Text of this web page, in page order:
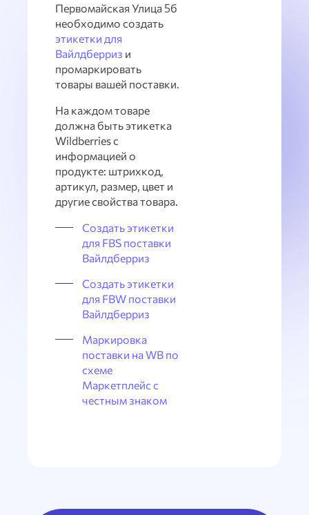
Первомайская Улица 5б
необходимо создать
этикетки для
Вайлдберриз и
промаркировать
товары вашей поставки.
На каждом товаре
должна быть этикетка
Wildberries с
информацией о
продукте: штрихкод,
артикул, размер, цвет и
другие свойства товара.
Создать этикетки
для FBS поставки
Вайлдберриз
Создать этикетки
для FBW поставки
Вайлдберриз
Маркировка
поставки на WB по
схеме
Маркетплейс с
честным знаком